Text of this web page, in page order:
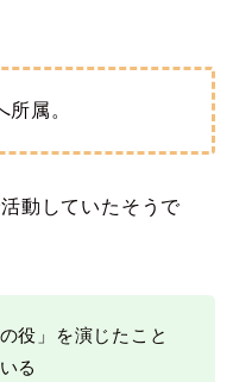
所属。
動していたそうで
役」を演じたこと
る